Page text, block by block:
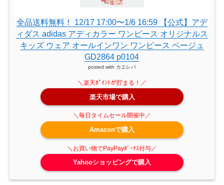
全品送料無料！ 12/17 17:00〜1/6 16:59 【公式】アデ
ィダス adidas アディカラー ワンピース オリジナルス
キッズ ウェア オールインワン ワンピース ベージュ
GD2864 p0104
posted with カエレバ
楽天市場で購入
Amazonで購入
Yahooショッピングで購入